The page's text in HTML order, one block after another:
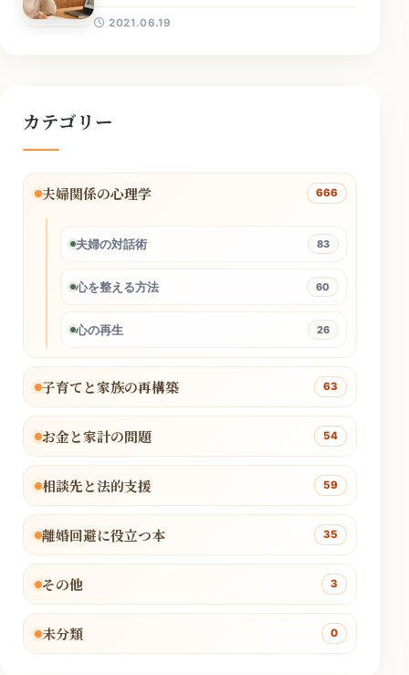
2021.06.19
カテゴリー
夫婦関係の心理学 666
夫婦の対話術 83
心を整える方法 60
心の再生 26
子育てと家族の再構築 63
お金と家計の問題 54
相談先と法的支援 59
離婚回避に役立つ本 35
その他 3
未分類 0